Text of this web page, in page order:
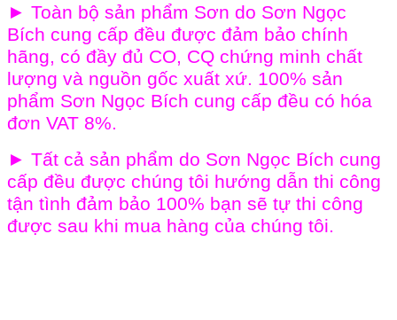
► Toàn bộ sản phẩm Sơn do Sơn Ngọc
Bích cung cấp đều được đảm bảo chính
hãng, có đầy đủ CO, CQ chứng minh chất
lượng và nguồn gốc xuất xứ. 100% sản
phẩm Sơn Ngọc Bích cung cấp đều có hóa
đơn VAT 8%.
► Tất cả sản phẩm do Sơn Ngọc Bích cung
cấp đều được chúng tôi hướng dẫn thi công
tận tình đảm bảo 100% bạn sẽ tự thi công
được sau khi mua hàng của chúng tôi.